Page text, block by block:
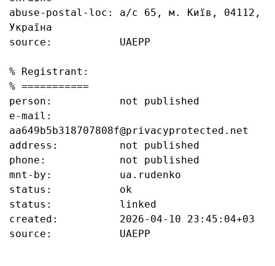
abuse-postal-loc: а/с 65, м. Київ, 04112,
Україна
source:           UAEPP
% Registrant:
% ===========
person:           not published
e-mail:
aa649b5b318707808f@privacyprotected.net
address:          not published
phone:            not published
mnt-by:           ua.rudenko
status:           ok
status:           linked
created:          2026-04-10 23:45:04+03
source:           UAEPP